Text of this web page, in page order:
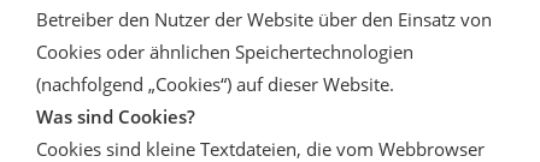
Betreiber den Nutzer der Website über den Einsatz von
Cookies oder ähnlichen Speichertechnologien
(nachfolgend „Cookies“) auf dieser Website.
Was sind Cookies?
Cookies sind kleine Textdateien, die vom Webbrowser